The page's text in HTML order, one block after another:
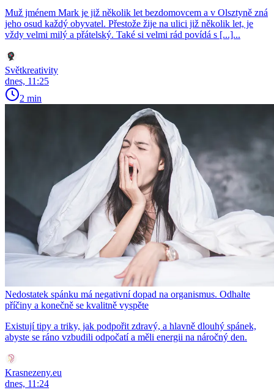
Muž jménem Mark je již několik let bezdomovcem a v Olsztyně zná
jeho osud každý obyvatel. Přestože žije na ulici již několik let, je
vždy velmi milý a přátelský. Také si velmi rád povídá s [...]...
Světkreativity
dnes, 11:25
2 min
Nedostatek spánku má negativní dopad na organismus. Odhalte
příčiny a konečně se kvalitně vyspěte
Existují tipy a triky, jak podpořit zdravý, a hlavně dlouhý spánek,
abyste se ráno vzbudili odpočatí a měli energii na náročný den.
Krasnezeny.eu
dnes, 11:24